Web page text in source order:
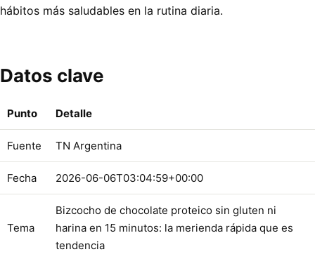
hábitos más saludables en la rutina diaria.
Datos clave
Punto Detalle
Fuente TN Argentina
Fecha 2026-06-06T03:04:59+00:00
Tema
Bizcocho de chocolate proteico sin gluten ni
harina en 15 minutos: la merienda rápida que es
tendencia